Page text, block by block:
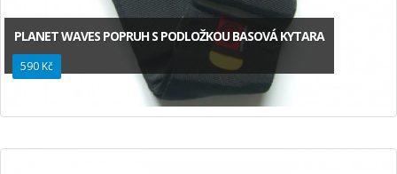
PLANET WAVES POPRUH S PODLOŽKOU BASOVÁ KYTARA
590 Kč